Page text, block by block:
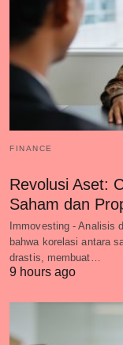
FINANCE
Revolusi Aset:
Saham dan
Immovesting - Analisis
bahwa korelasi antara
drastis, membuat…
9 hours ago